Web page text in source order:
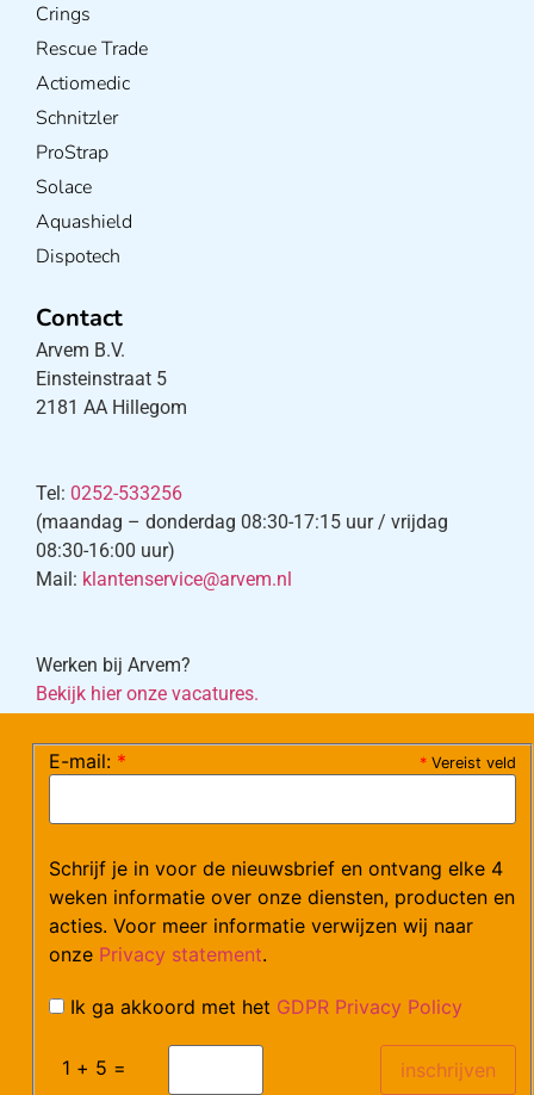
Crings
Rescue Trade
Actiomedic
Schnitzler
ProStrap
Solace
Aquashield
Dispotech
Contact
Arvem B.V.
Einsteinstraat 5
2181 AA Hillegom
Tel: 0252-533256
(maandag – donderdag 08:30-17:15 uur / vrijdag
08:30-16:00 uur)
Mail: klantenservice@arvem.nl
Werken bij Arvem?
Bekijk hier onze vacatures.
* Vereist veld
E-mail: *
Schrijf je in voor de nieuwsbrief en ontvang elke 4
weken informatie over onze diensten, producten en
acties. Voor meer informatie verwijzen wij naar
onze Privacy statement.
Ik ga akkoord met het GDPR Privacy Policy
1 + 5 =